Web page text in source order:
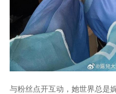
与粉丝点开互动，她世界总是